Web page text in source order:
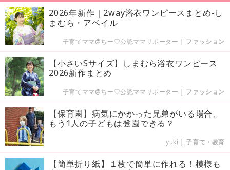
2026年新作｜2way浴衣ワンピースまとめ-し
まむら・アベイル
子育てママ@ちー♡公認ママサポーター | ファッション
【小さいSサイズ】しまむら浴衣ワンピース
2026新作まとめ
子育てママ@ちー♡公認ママサポーター | ファッション
【保育園】病気にかかった兄弟がいる場合、
もう1人の子どもは登園できる？
yuki |子育て・教育
【簡単折り紙】１枚で簡単に作れる！模様も